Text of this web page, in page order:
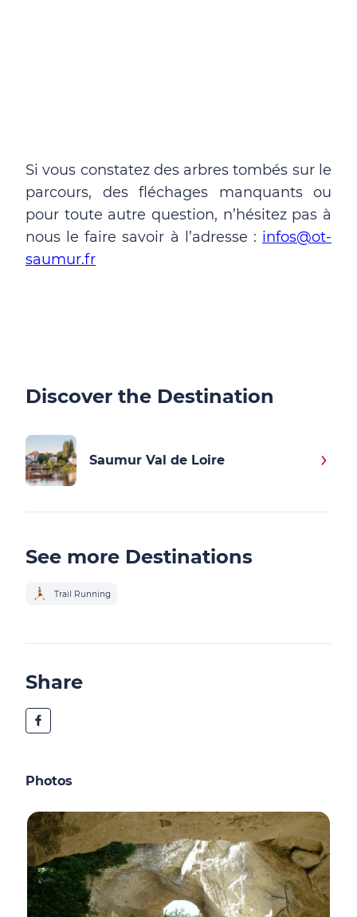
Si vous constatez des arbres tombés sur le
parcours, des fléchages manquants ou
pour toute autre question, n’hésitez pas à
nous le faire savoir à l’adresse : infos@ot-
saumur.fr
Discover the Destination
Saumur Val de Loire
See more Destinations
Trail Running
Share
Photos